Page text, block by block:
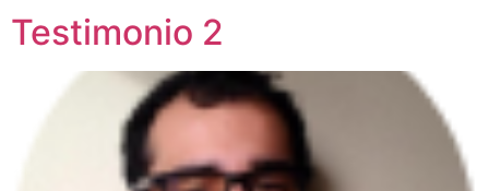
Testimonio 2